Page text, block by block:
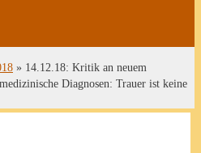
» 14.12.18: Kritik an neuem
Diagnosen: Trauer ist keine